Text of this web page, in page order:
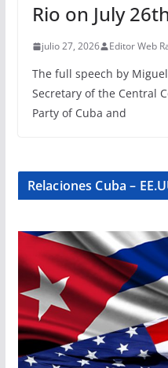
Rio on July 26th
julio 27, 2026 Editor Web
The full speech by
Secretary of the Central
Party of Cuba and
Relaciones Cuba –